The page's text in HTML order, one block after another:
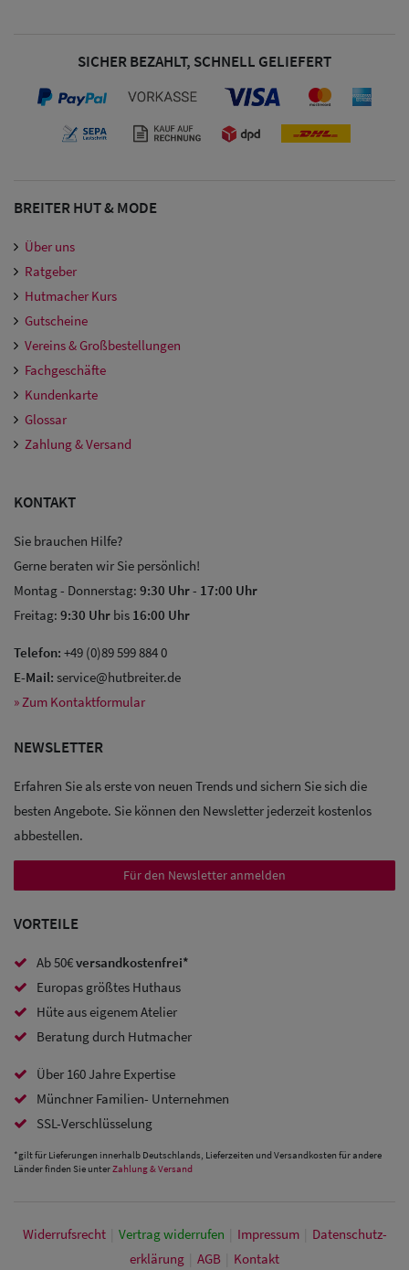
Damen
Snapback Caps
Damen Caps
Sale: Caps
Caps
Sale: Army
Caps
Sale:
Trucker
Caps
mit
SICHER BEZAHLT, SCHNELL GELIEFERT
BREITER HUT & MODE
Über uns
Ratgeber
Hutmacher Kurs
Gutscheine
Vereins & Großbestellungen
Fachgeschäfte
Kundenkarte
Glossar
Zahlung & Versand
KONTAKT
Sie brauchen Hilfe?
Gerne beraten wir Sie persönlich!
Montag - Donnerstag: 9:30 Uhr- 17:00 Uhr
Freitag: 9:30 Uhr bis 16:00 Uhr
Telefon: +49 (0)89 599 884 0
E-Mail: service@hutbreiter.de
» Zum Kontaktformular
NEWSLETTER
Erfahren Sie als erste von neuen Trends und sichern Sie sich die
besten Angebote. Sie können den Newsletter jederzeit kostenlos
abbestellen.
Für den Newsletter anmelden
VORTEILE
Ab 50€versandkostenfrei*
Europas größtes Huthaus
Hüte aus eigenem Atelier
Beratung durch Hutmacher
Über 160 Jahre Expertise
Münchner Familien- Unternehmen
SSL-Verschlüsselung
*gilt für Lieferungen innerhalb Deutschlands, Lieferzeiten und Versandkosten für andere
Länder finden Sie unterZahlung & Versand
Widerrufs­recht Vertrag widerrufen Impressum
Daten­schutz­
erklärung
AGB Kontakt